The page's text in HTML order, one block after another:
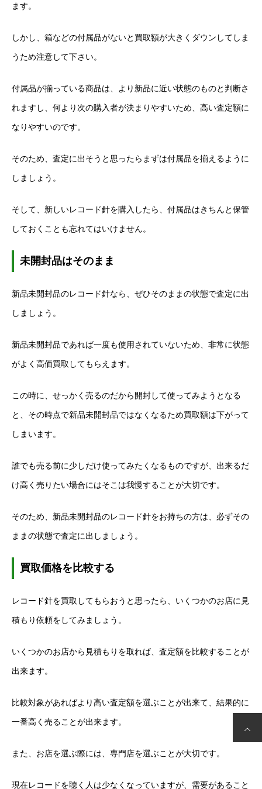
ます。
しかし、箱などの付属品がないと買取額が大きくダウンしてしま
うため注意して下さい。
付属品が揃っている商品は、より新品に近い状態のものと判断さ
れますし、何より次の購入者が決まりやすいため、高い査定額に
なりやすいのです。
そのため、査定に出そうと思ったらまずは付属品を揃えるように
しましょう。
そして、新しいレコード針を購入したら、付属品はきちんと保管
しておくことも忘れてはいけません。
未開封品はそのまま
新品未開封品のレコード針なら、ぜひそのままの状態で査定に出
しましょう。
新品未開封品であれば一度も使用されていないため、非常に状態
がよく高価買取してもらえます。
この時に、せっかく売るのだから開封して使ってみようとなる
と、その時点で新品未開封品ではなくなるため買取額は下がって
しまいます。
誰でも売る前に少しだけ使ってみたくなるものですが、出来るだ
け高く売りたい場合にはそこは我慢することが大切です。
そのため、新品未開封品のレコード針をお持ちの方は、必ずその
ままの状態で査定に出しましょう。
買取価格を比較する
レコード針を買取してもらおうと思ったら、いくつかのお店に見
積もり依頼をしてみましょう。
いくつかのお店から見積もりを取れば、査定額を比較することが
出来ます。
比較対象があればより高い査定額を選ぶことが出来て、結果的に
一番高く売ることが出来ます。
また、お店を選ぶ際には、専門店を選ぶことが大切です。
現在レコードを聴く人は少なくなっていますが、需要があること